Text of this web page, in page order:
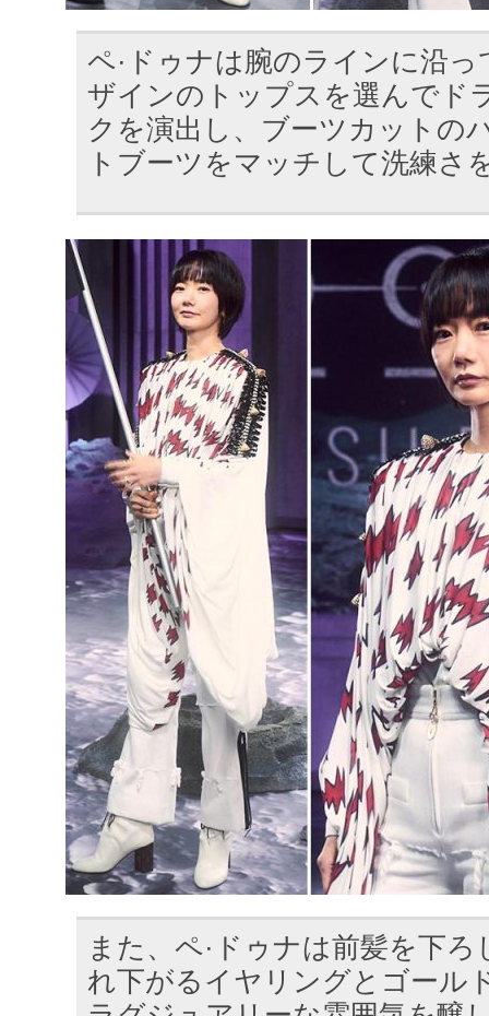
ペ·ドゥナは腕のラインに沿
ザインのトップスを選んでド
クを演出し、ブーツカットの
トブーツをマッチして洗練さ
また、ペ·ドゥナは前髪を下
れ下がるイヤリングとゴール